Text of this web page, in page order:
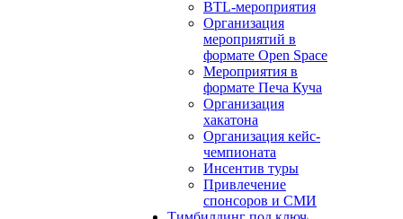
BTL-мероприятия
Организация
мероприятий в
формате Open Space
Мероприятия в
формате Печа Куча
Организация
хакатона
Организация кейс-
чемпионата
Инсентив туры
Привлечение
спонсоров и СМИ